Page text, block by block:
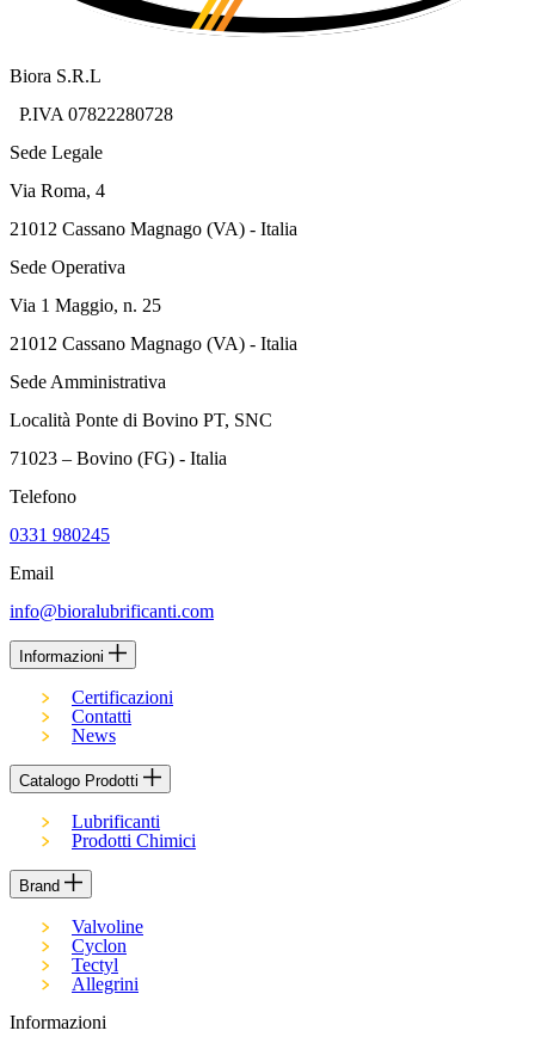
Biora S.R.L
P.IVA 07822280728
Sede Legale
Via Roma, 4
21012 Cassano Magnago (VA) - Italia
Sede Operativa
Via 1 Maggio, n. 25
21012 Cassano Magnago (VA) - Italia
Sede Amministrativa
Località Ponte di Bovino PT, SNC
71023 – Bovino (FG) - Italia
Telefono
0331 980245
Email
info@bioralubrificanti.com
Informazioni
Certificazioni
Contatti
News
Catalogo Prodotti
Lubrificanti
Prodotti Chimici
Brand
Valvoline
Cyclon
Tectyl
Allegrini
Informazioni